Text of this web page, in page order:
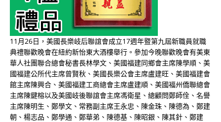
11月26日，美國長樂岐后聯誼會成立17週年暨第九屆新職員就職
典禮聯歡晚會在紐約新怡東大酒樓舉行。參加今晚聯歡晚會有美東
華人社團聯合總會秘書長林學文、美國福建同鄉會主席陳學順、美
國福建公所代主席曾賢秋、美國長樂公會主席盧建旺、美國福建會
館主席陳興合、美國福建工商總會主席盧建順、美國福州僑聯總會
主席陳鍵榕以及美國岐後聯誼會主席馮衛星、總顧問鄭師佺、名譽
主席陳明生、鄭學文、常務副主席王永忠、陳金珠、陳德為、鄭建
朝、楊志品、鄭學通、鄭華弟、陳德基、陳昭銀、陳其針、鄭建